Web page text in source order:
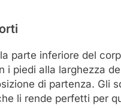
parte inferiore del
piedi alla larghezza
di partenza. Gli
li rende perfetti per